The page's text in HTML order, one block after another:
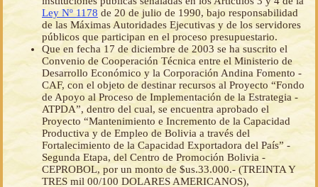
Ley Nº 1178 de 20 de julio de 1990, bajo responsabilidad
de las Máximas Autoridades Ejecutivas y de los servidores
públicos que participan en el proceso presupuestario.
Que en fecha 17 de diciembre de 2003 se ha suscrito el
Convenio de Cooperación Técnica entre el Ministerio de
Desarrollo Económico y la Corporación Andina Fomento -
CAF, con el objeto de destinar recursos al Proyecto “Fondo
de Apoyo al Proceso de Implementación de la Estrategia -
ATPDA”, dentro del cual, se encuentra aprobado el
Proyecto “Mantenimiento e Incremento de la Capacidad
Productiva y de Empleo de Bolivia a través del
Fortalecimiento de la Capacidad Exportadora del País” -
Segunda Etapa, del Centro de Promoción Bolivia -
CEPROBOL, por un monto de $us.33.000.- (TREINTA Y
TRES mil 00/100 DOLARES AMERICANOS),